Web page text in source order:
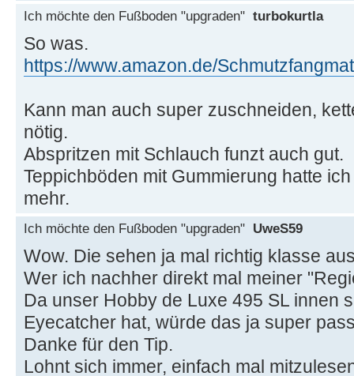
Ich möchte den Fußboden "upgraden" turbokurtla
So was.
https://www.amazon.de/
Kann man auch super zuschneiden,
nötig.
Abspritzen mit Schlauch funzt auch gut.
Teppichböden mit Gummierung hatte
mehr.
Ich möchte den Fußboden "upgraden" UweS59
Wow. Die sehen ja mal richtig klasse
Wer ich nachher direkt mal meiner
Da unser Hobby de Luxe 495 SL innen
Eyecatcher hat, würde das ja super
Danke für den Tip.
Lohnt sich immer, einfach mal